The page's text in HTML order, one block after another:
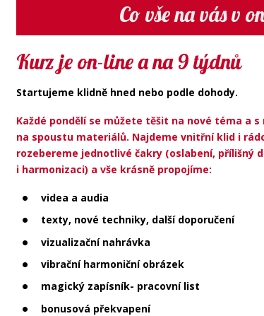
Co vše na vás v
Kurz je on-line a na 9 týdnů
Startujeme klidně hned nebo podle dohody.
Každé pondělí se můžete těšit na nové téma a s
na spoustu materiálů. Najdeme vnitřní klid i
rozebereme jednotlivé čakry (oslabení, přílišný
i harmonizaci) a vše krásně propojíme:
videa a audia
texty, nové techniky, další doporučení
vizualizační nahrávka
vibrační harmoniční obrázek
magický zapísník- pracovní list
bonusová překvapení